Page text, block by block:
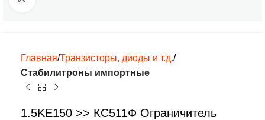
Главная Транзисторы, диоды и т.д.
Стабилитроны импортные
1.5KE150 >> КС511Ф Ограничитель